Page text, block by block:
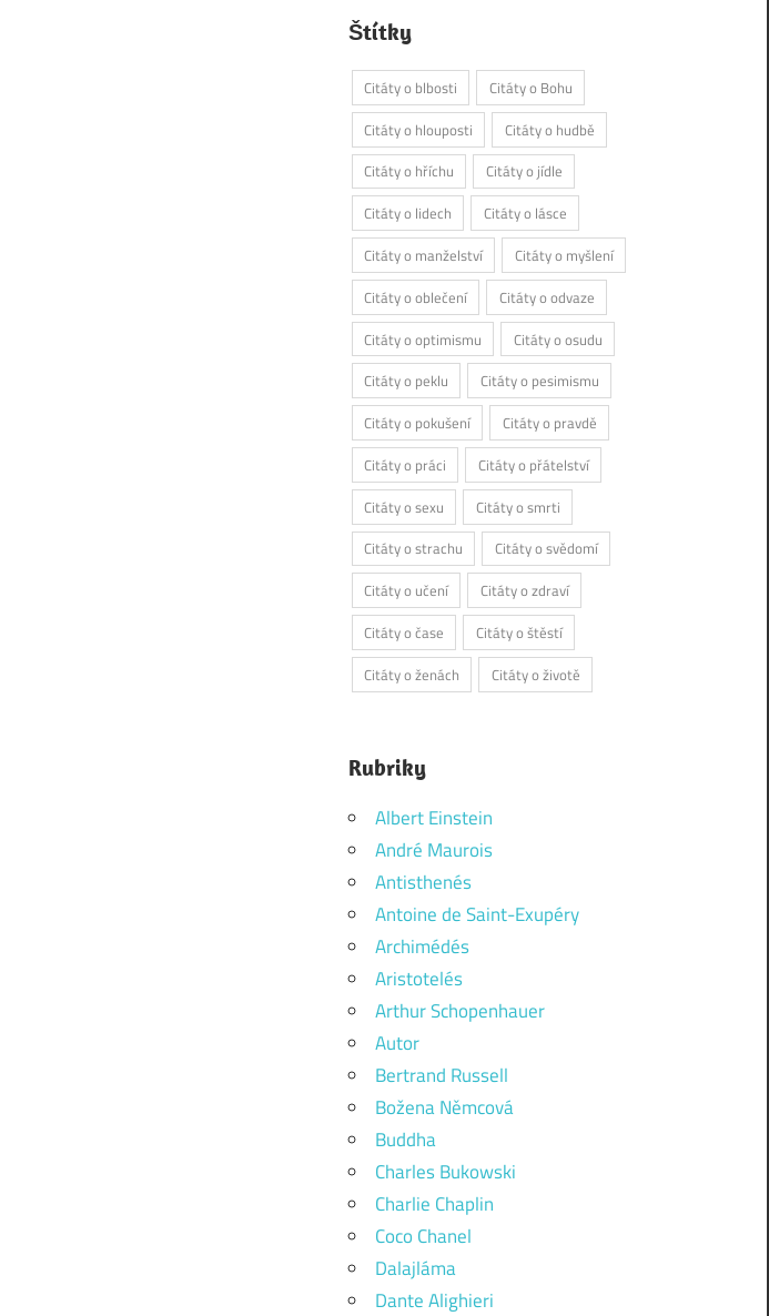
Štítky
Citáty o blbosti
Citáty o Bohu
Citáty o hlouposti
Citáty o hudbě
Citáty o hříchu
Citáty o jídle
Citáty o lidech
Citáty o lásce
Citáty o manželství
Citáty o myšlení
Citáty o oblečení
Citáty o odvaze
Citáty o optimismu
Citáty o osudu
Citáty o peklu
Citáty o pesimismu
Citáty o pokušení
Citáty o pravdě
Citáty o práci
Citáty o přátelství
Citáty o sexu
Citáty o smrti
Citáty o strachu
Citáty o svědomí
Citáty o učení
Citáty o zdraví
Citáty o čase
Citáty o štěstí
Citáty o ženách
Citáty o životě
Rubriky
Albert Einstein
André Maurois
Antisthenés
Antoine de Saint-Exupéry
Archimédés
Aristotelés
Arthur Schopenhauer
Autor
Bertrand Russell
Božena Němcová
Buddha
Charles Bukowski
Charlie Chaplin
Coco Chanel
Dalajláma
Dante Alighieri